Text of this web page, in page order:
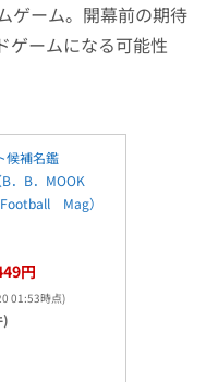
ゲーム。開幕前の期待
ゲームになる可能性
候補名鑑
B．B．MOOK
Mag）
円
01:53時点)
)